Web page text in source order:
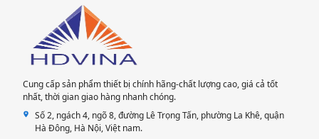
Cung cấp sản phẩm thiết bị chính hãng-chất lượng cao, giá cả tốt
nhất, thời gian giao hàng nhanh chóng.
Số 2, ngách 4, ngõ 8, đường Lê Trọng Tấn, phường La Khê, quận
Hà Đông, Hà Nội​, Việt nam.